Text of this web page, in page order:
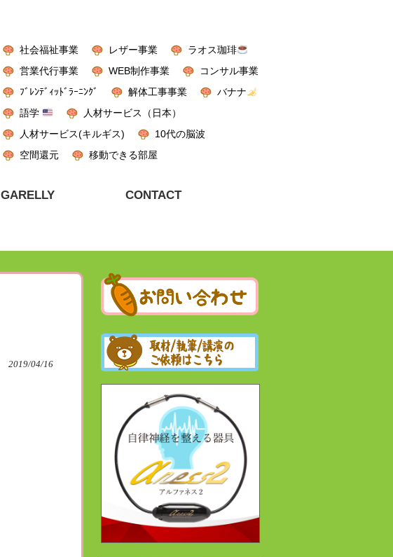
社会福祉事業 レザー事業
ラオス珈琲
営業代行事業
WEB制作事業
コンサル事業
ﾌﾞﾚﾝﾃﾞｨｯﾄﾞﾗｰﾆﾝｸﾞ
解体工事事業
バナナ
語学
人材サービス（日本）
人材サービス(キルギス)
10代の脳波
空間還元
移動できる部屋
GARELLY CONTACT
2019/04/16